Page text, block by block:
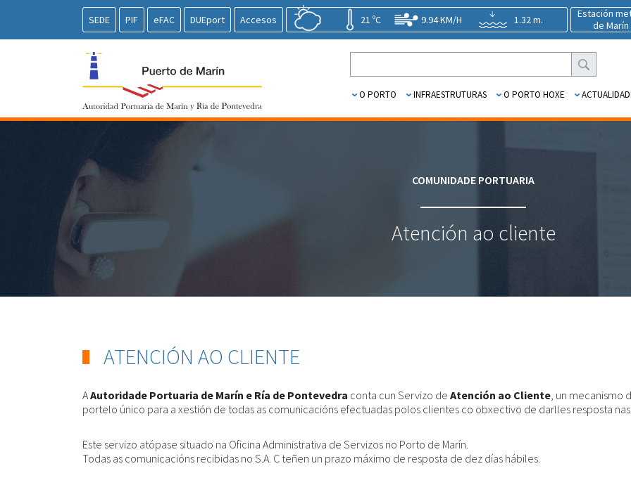
SEDE PIF eFAC DUEport Accesos 21 ºC 9.94 KM/H 1.32 m.
Estación
de Marín
O PORTO INFRAESTRUTURAS O PORTO HOXE
COMUNIDADE PORTUARIA
Atención ao cliente
ATENCIÓN AO CLIENTE
AAutoridade Portuaria de Marín e Ría de Pontevedra conta cun Servizo de Atención ao Cliente , un
portelo único para a xestión de todas as comunicacións efectuadas polos clientes co obxectivo de darlles resposta
Este servizo atópase situado na Oficina Administrativa de Servizos no Porto de Marín.
Todas as comunicacións recibidas no S.A. C teñen un prazo máximo de resposta de dez días hábiles.